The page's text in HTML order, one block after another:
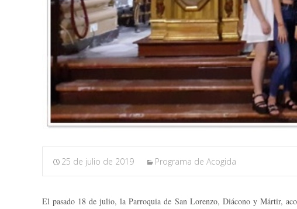
25 de julio de 2019 Programa de Acogida
El pasado 18 de julio, la Parroquia de San Lorenzo, Diácono y Mártir,